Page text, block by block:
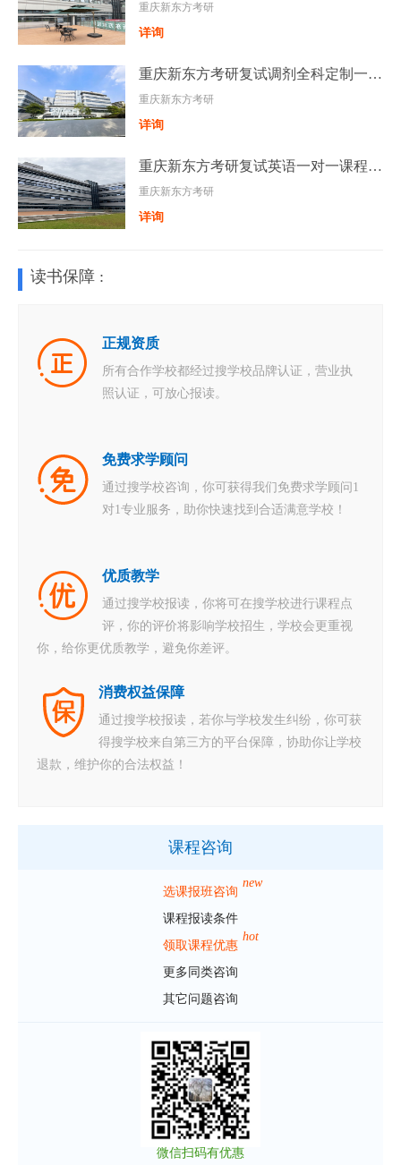
重庆新东方考研
详询
重庆新东方考研复试调剂全科定制一对一辅导
重庆新东方考研
详询
重庆新东方考研复试英语一对一课程辅导班
重庆新东方考研
详询
读书保障 :
正规资质
所有合作学校都经过搜学校品牌认证，营业执
照认证，可放心报读。
免费求学顾问
通过搜学校咨询，你可获得我们免费求学顾问1
对1专业服务，助你快速找到合适满意学校！
优质教学
通过搜学校报读，你将可在搜学校进行课程点
评，你的评价将影响学校招生，学校会更重视
你，给你更优质教学，避免你差评。
消费权益保障
通过搜学校报读，若你与学校发生纠纷，你可获
得搜学校来自第三方的平台保障，协助你让学校
退款，维护你的合法权益！
课程咨询
选课报班咨询
new
课程报读条件
领取课程优惠
hot
更多同类咨询
其它问题咨询
微信扫码有优惠